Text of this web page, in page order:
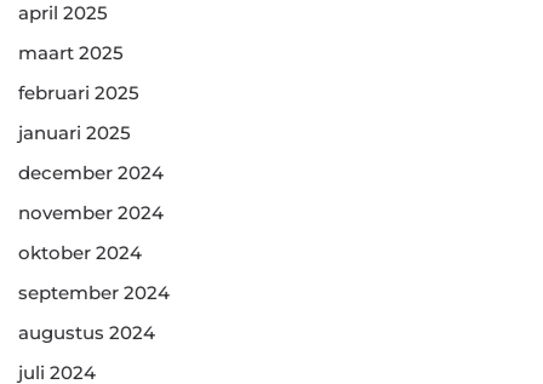
april 2025
maart 2025
februari 2025
januari 2025
december 2024
november 2024
oktober 2024
september 2024
augustus 2024
juli 2024